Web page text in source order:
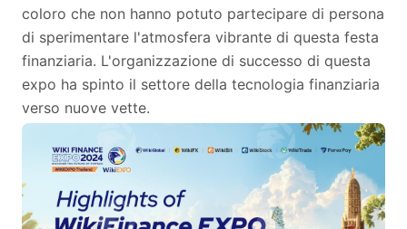
coloro che non hanno potuto partecipare di persona
di sperimentare l'atmosfera vibrante di questa festa
finanziaria. L'organizzazione di successo di questa
expo ha spinto il settore della tecnologia finanziaria
verso nuove vette.